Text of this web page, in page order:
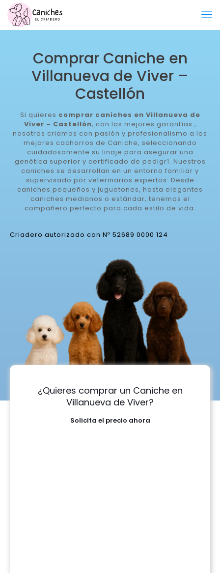
Comprar Caniche en
Villanueva de Viver –
Castellón
Si quieres comprar caniches en Villanueva de
Viver – Castellón, con las mejores garantías ,
nosotros criamos con pasión y profesionalismo a los
mejores cachorros de Caniche, seleccionando
cuidadosamente su linaje para asegurar una
genética superior y certificado de pedigrí. Nuestros
caniches se desarrollan en un entorno familiar y
supervisado por veterinarios expertos. Desde
caniches pequeños y juguetones, hasta elegantes
caniches medianos o estándar, tenemos el
compañero perfecto para cada estilo de vida.
Criadero autorizado con Nº 52689 0000 124
¿Quieres comprar un Caniche en
Villanueva de Viver?
Solicita el precio ahora